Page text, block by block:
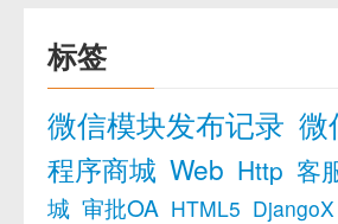
标签
微信模块发布记录 微
程序商城 Web Http 客
城 审批OA HTML5 DjangoX